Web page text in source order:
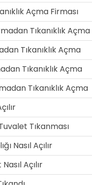
Açma Firması
Tıkanıklık Açma
Tıkanıklık Açma
Tıkanıklık Açma
Tıkanıklık Açma
Tıkanması
Nasıl Açılır
Açılır